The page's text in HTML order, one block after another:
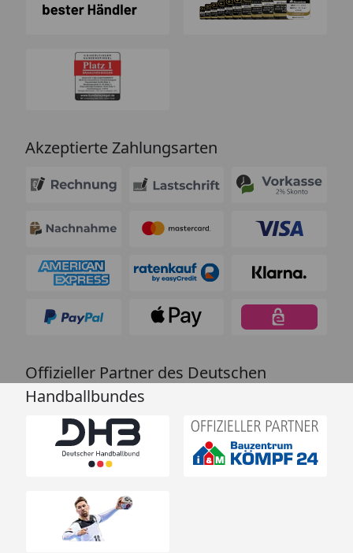
Akzeptierte Zahlungsarten
Offizieller Partner des Deutschen
Handballbundes